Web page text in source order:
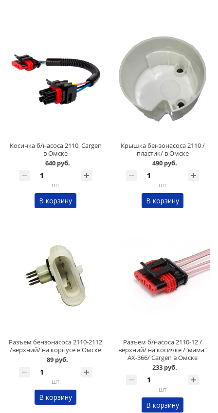
Косичка б/насоса 2110, Cargen
в Омске
640 руб.
шт
В корзину
Крышка бензонасоса 2110 /
пластик/ в Омске
490 руб.
шт
В корзину
Разъем бензонасоса 2110-2112
/верхний/ на корпусе в Омске
89 руб.
шт
В корзину
Разъем б/насоса 2110-12 /
верхний/ на косичке /"мама"
AX-366/ Cargen в Омске
233 руб.
шт
В корзину